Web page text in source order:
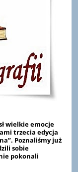
wielkie emocje
trzecia edycja
Poznaliśmy już
sobie
pokonali